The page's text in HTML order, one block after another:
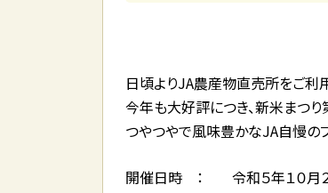
日頃よりJA農産物直売所をご利
今年も大好評につき、新米まつり
つやつやで風味豊かなJA自慢の
開催日時 ： 令和５年１０月２１